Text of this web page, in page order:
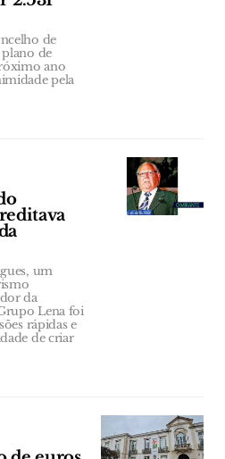
de
de
ano
pela
um
da
Lena foi
rápidas e
de criar